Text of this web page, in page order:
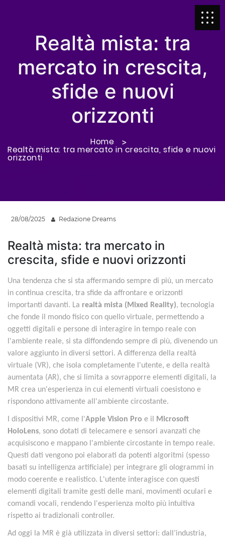
Realtà mista: tra
mercato in crescita,
sfide e nuovi
orizzonti
Home
Realtà mista: tra mercato in crescita, sfide e nuovi
orizzonti
28/08/2025 Redazione Dreams
Realtà mista: tra mercato in
crescita, sfide e nuovi orizzonti
Una tendenza che si sta affermando sempre di più, un mercato
in continua crescita, tra sfide da affrontare e orizzonti
importanti davanti. La realtà mista (Mixed Reality), tecnologia
che fonde il mondo fisico con quello virtuale, permettendo a
oggetti digitali e persone di interagire in tempo reale con
l'ambiente reale, si sta diffondendo sempre di più, divenendo un
valore aggiunto in diversi settori. A differenza della realtà
virtuale (VR), che isola completamente l'utente, e della realtà
aumentata (AR), che si limita a sovrapporre elementi digitali, la
MR crea un'esperienza in cui elementi virtuali coesistono e
rispondono attivamente all'ambiente circostante.
I dispositivi MR, come l'Apple Vision Pro e il
Microsoft
HoloLens, sono dotati di telecamere e sensori avanzati che
acquisiscono e mappano l'ambiente circostante in tempo reale.
Questi dati vengono poi elaborati da potenti algoritmi (spesso
basati su intelligenza artificiale) per integrare gli ologrammi in
modo coerente e realistico. L'utente interagisce con questi
elementi digitali tramite gesti delle mani, movimenti oculari e
comandi vocali, rendendo l'esperienza molto più intuitiva
rispetto ai tradizionali controller.
Ad oggi la MR è già utilizzata in diversi settori: dall’industria,